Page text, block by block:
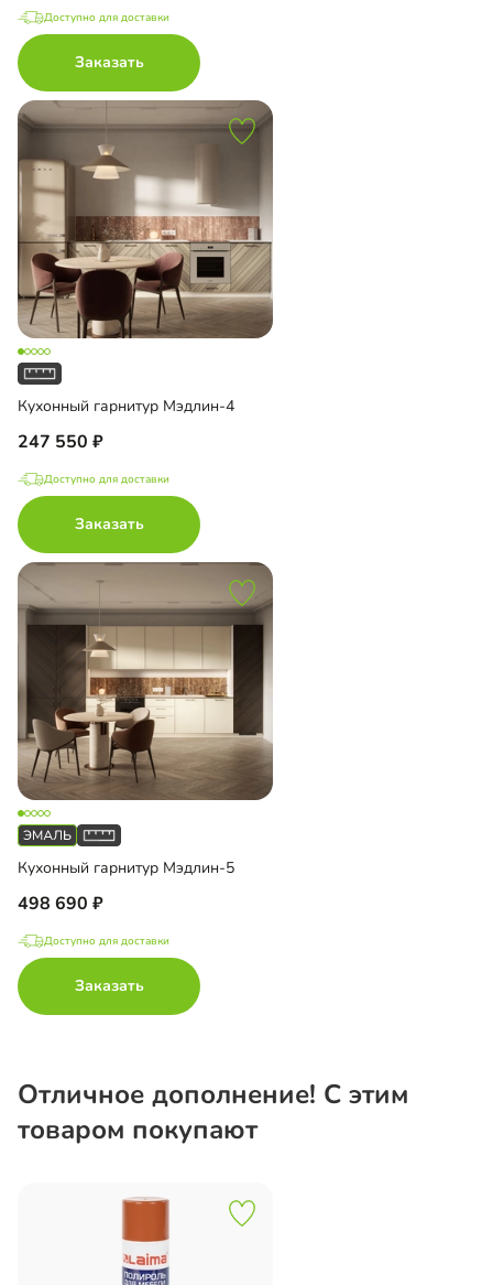
Доступно для доставки
Заказать
Кухонный гарнитур Мэдлин-4
247 550
Доступно для доставки
Заказать
Кухонный гарнитур Мэдлин-5
498 690
Доступно для доставки
Заказать
Отличное дополнение! С этим
товаром покупают